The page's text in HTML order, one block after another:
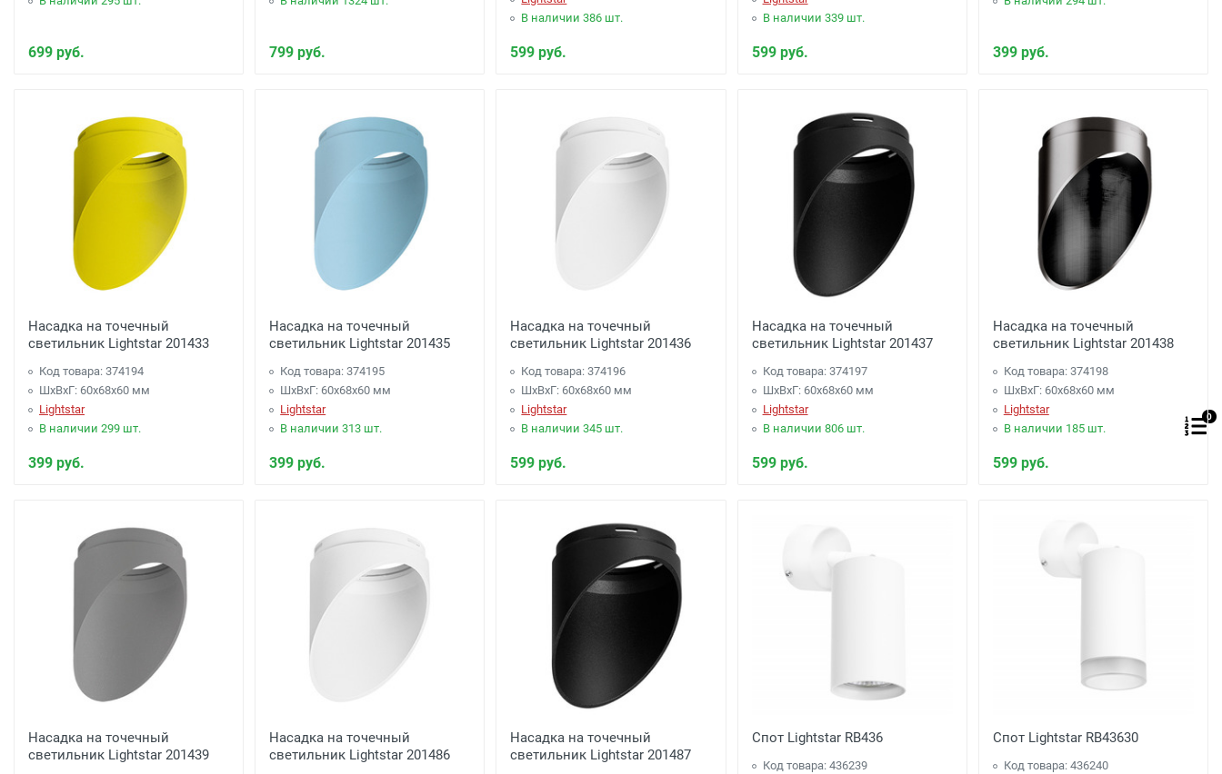
699 руб. 799 руб.
В наличии 386 шт.
599 руб.
В наличии 339 шт.
599 руб. 399 руб.
Насадка на точечный
светильник Lightstar 201433
Код товара: 374194
ШхВхГ: 60x68x60 мм
Lightstar
В наличии 299 шт.
399 руб.
Насадка на точечный
светильник Lightstar 201435
Код товара: 374195
ШхВхГ: 60x68x60 мм
Lightstar
В наличии 313 шт.
399 руб.
Насадка на точечный
светильник Lightstar 201436
Код товара: 374196
ШхВхГ: 60x68x60 мм
Lightstar
В наличии 345 шт.
599 руб.
Насадка на точечный
светильник Lightstar 201437
Код товара: 374197
ШхВхГ: 60x68x60 мм
Lightstar
В наличии 806 шт.
599 руб.
Насадка на точечный
светильник Lightstar 201438
Код товара: 374198
ШхВхГ: 60x68x60 мм
Lightstar
В наличии 185 шт.
599 руб.
Насадка на точечный
светильник Lightstar 201439
Насадка на точечный
светильник Lightstar 201486
Насадка на точечный
светильник Lightstar 201487
Спот Lightstar RB436
Код товара: 436239
Спот Lightstar RB43630
Код товара: 436240
0